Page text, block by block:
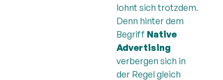
lohnt sich trotzdem.
Denn hinter dem
Begriff Native
Advertising
verbergen sich in
der Regel gleich